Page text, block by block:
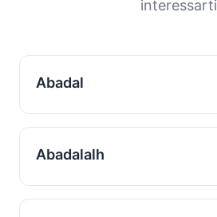
interessarti
Abadal
Abadalalh